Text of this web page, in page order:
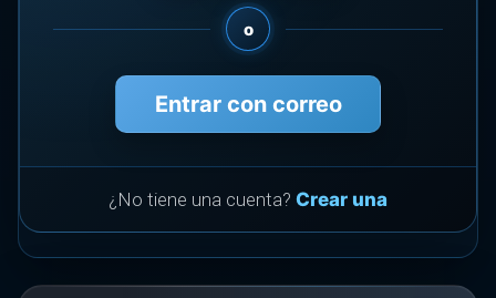
o
Entrar con correo
¿No tiene una cuenta? Crear una